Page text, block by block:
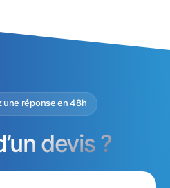
une réponse en 48h
devis ?